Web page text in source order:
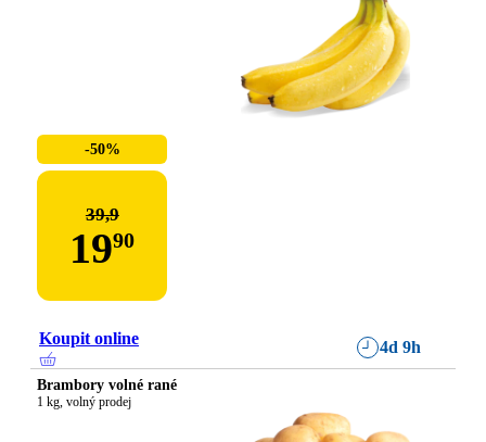
-50%
39,9
1990
Koupit online 4d 9h
Brambory volné rané
1 kg, volný prodej